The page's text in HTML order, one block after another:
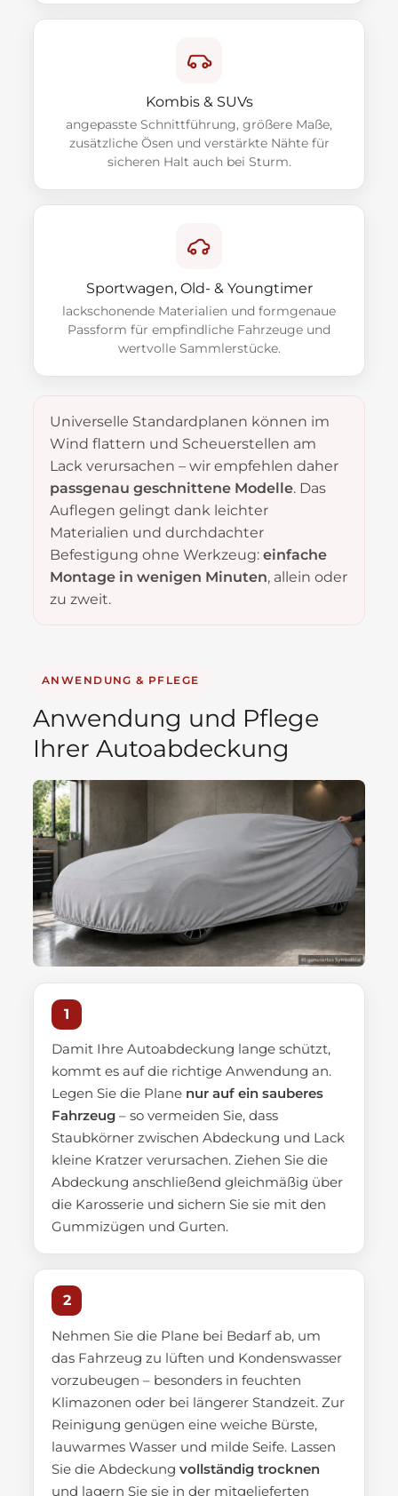
Kombis & SUVs
angepasste Schnittführung, größere Maße,
zusätzliche Ösen und verstärkte Nähte für
sicheren Halt auch bei Sturm.
Sportwagen, Old- & Youngtimer
lackschonende Materialien und formgenaue
Passform für empfindliche Fahrzeuge und
wertvolle Sammlerstücke.
Universelle Standardplanen können im
Wind flattern und Scheuerstellen am
Lack verursachen – wir empfehlen daher
passgenau geschnittene Modelle. Das
Auflegen gelingt dank leichter
Materialien und durchdachter
Befestigung ohne Werkzeug: einfache
Montage in wenigen Minuten, allein oder
zu zweit.
ANWENDUNG & PFLEGE
Anwendung und Pflege
Ihrer Autoabdeckung
1
Damit Ihre Autoabdeckung lange schützt,
kommt es auf die richtige Anwendung an.
Legen Sie die Plane nur auf ein sauberes
Fahrzeug – so vermeiden Sie, dass
Staubkörner zwischen Abdeckung und Lack
kleine Kratzer verursachen. Ziehen Sie die
Abdeckung anschließend gleichmäßig über
die Karosserie und sichern Sie sie mit den
Gummizügen und Gurten.
2
Nehmen Sie die Plane bei Bedarf ab, um
das Fahrzeug zu lüften und Kondenswasser
vorzubeugen – besonders in feuchten
Klimazonen oder bei längerer Standzeit. Zur
Reinigung genügen eine weiche Bürste,
lauwarmes Wasser und milde Seife. Lassen
Sie die Abdeckung vollständig trocknen
und lagern Sie sie in der mitgelieferten